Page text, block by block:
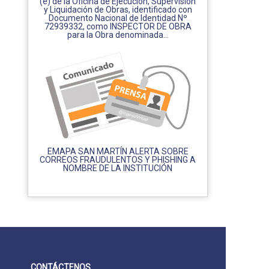
y Liquidación de Obras, identificado con
Documento Nacional de Identidad Nº
72939332, como INSPECTOR DE OBRA
para la Obra denominada...
EMAPA SAN MARTÍN ALERTA SOBRE
CORREOS FRAUDULENTOS Y PHISHING A
NOMBRE DE LA INSTITUCIÓN